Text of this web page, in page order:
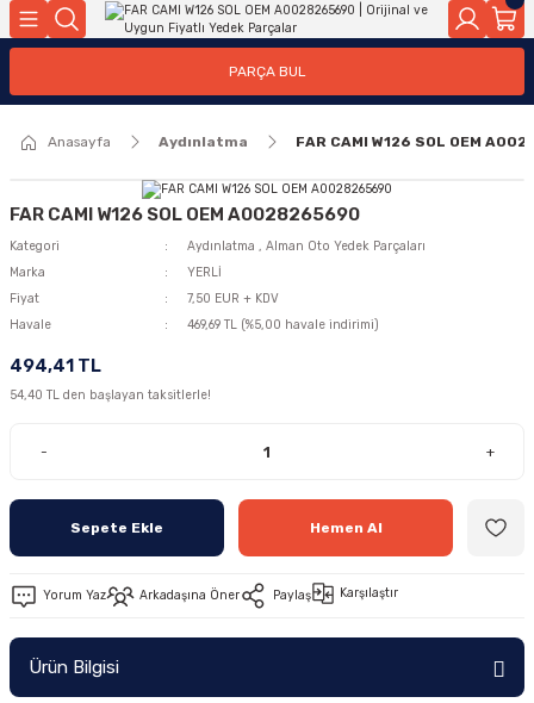
Geri Dön
Parçaları
Geri Dön
Geri Dön
Yakıt Pompası, Yakıt Hatları
Motor Elektrik
Ateşleme Buji Bobin Buji Kablosu
Alternatör Marş Motoru
Geri Dön
Geri Dön
Geri Dön
Kollar
Geri Dön
Sistemleri
Geri Dön
Ön Arka
Geri Dön
PARÇA BUL
Anasayfa Aydınlatma FAR CAMI W126 SOL OEM
FAR CAMI W126 SOL OEM A0028265690
Kategori Aydınlatma , Alman Oto Yedek Parçaları
Marka
YERLİ
Fiyat
7,50 EUR + KDV
Havale
469,69 TL (%5,00 havale indirimi)
494,41 TL
54,40 TL den başlayan taksitlerle!
- +
Sepete Ekle Hemen Al
Yorum Yaz Arkadaşına Öner Paylaş Karşılaştır
Ürün Bilgisi